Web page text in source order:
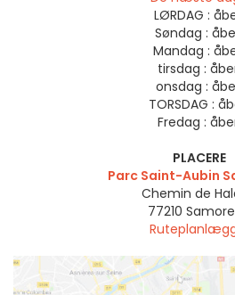
LØRDAG :
Søndag :
Mandag :
tirsdag :
onsdag :
TORSDAG :
Fredag :
PLACERE
Parc Saint-Aubin
Chemin de
77210